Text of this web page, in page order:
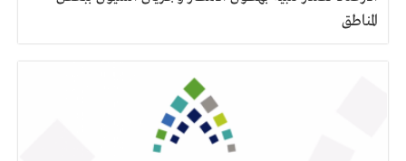
المناطق